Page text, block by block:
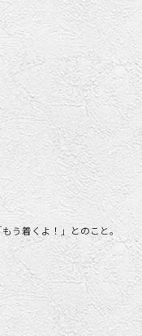
う着くよ！」とのこと。